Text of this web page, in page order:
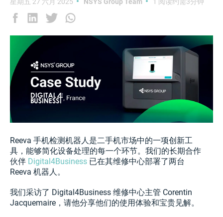
Reeva 手机检测机器人是二手机市场中的一项创新工
具，能够简化设备处理的每一个环节。我们的长期合作
伙伴 Digital4Business 已在其维修中心部署了两台
Reeva 机器人。
我们采访了 Digital4Business 维修中心主管 Corentin
Jacquemaire，请他分享他们的使用体验和宝贵见解。